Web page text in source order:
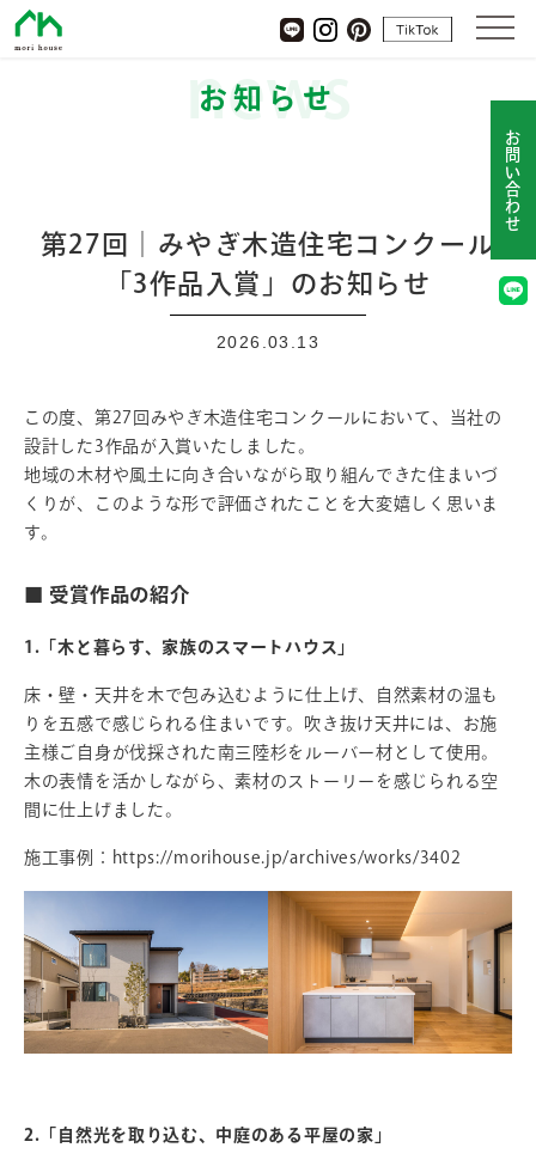
LINE Instagram
pinterest tiktok
お知らせ
news
第27回│みやぎ木造住宅コンクール
「3作品入賞」のお知らせ
2026.03.13
この度、第27回みやぎ木造住宅コンクールにおいて、当社の
設計した3作品が入賞いたしました。
地域の木材や風土に向き合いながら取り組んできた住まいづ
くりが、このような形で評価されたことを大変嬉しく思いま
す。
■ 受賞作品の紹介
1.「木と暮らす、家族のスマートハウス」
床・壁・天井を木で包み込むように仕上げ、自然素材の温も
りを五感で感じられる住まいです。吹き抜け天井には、お施
主様ご自身が伐採された南三陸杉をルーバー材として使用。
木の表情を活かしながら、素材のストーリーを感じられる空
間に仕上げました。
施工事例： https://morihouse.jp/archives/works/3402
2.「自然光を取り込む、中庭のある平屋の家」
お問い合わせ